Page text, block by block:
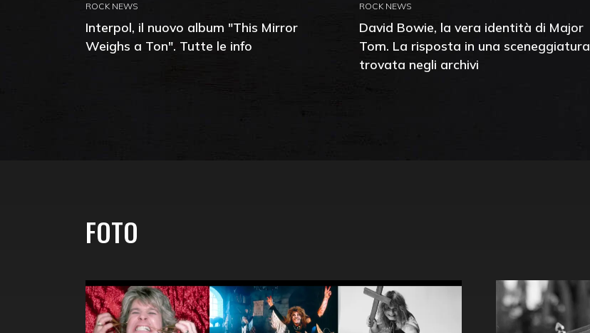
ROCK NEWS
Interpol, il nuovo album "This Mirror
Weighs a Ton". Tutte le info
ROCK NEWS
David Bowie, la vera identità di Major
Tom. La risposta in una sceneggiatura
trovata negli archivi
FOTO